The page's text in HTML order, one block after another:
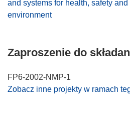
and systems for health, safety
environment
Zaproszenie do
FP6-2002-NMP-1
Zobacz inne projekty w ramach